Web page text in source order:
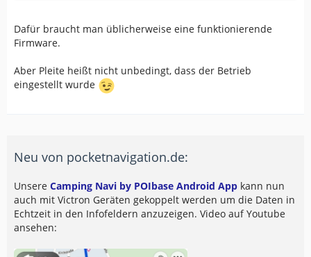
Dafür braucht man üblicherweise eine funktionierende
Firmware.
Aber Pleite heißt nicht unbedingt, dass der Betrieb
eingestellt wurde
Neu von pocketnavigation.de:
Unsere Camping Navi by POIbase Android App kann nun
auch mit Victron Geräten gekoppelt werden um die Daten in
Echtzeit in den Infofeldern anzuzeigen. Video auf Youtube
ansehen: